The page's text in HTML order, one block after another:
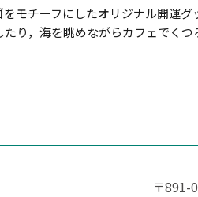
モチーフにしたオリジナル開運
り，海を眺めながらカフェでく
〒891-